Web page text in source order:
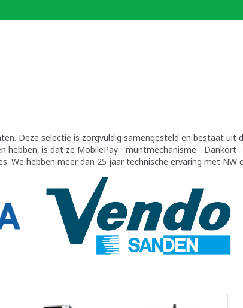
Deze selectie is zorgvuldig samengesteld en bestaat uit
hebben, is dat ze MobilePay - muntmechanisme - Dankort
hebben meer dan 25 jaar technische ervaring met NW